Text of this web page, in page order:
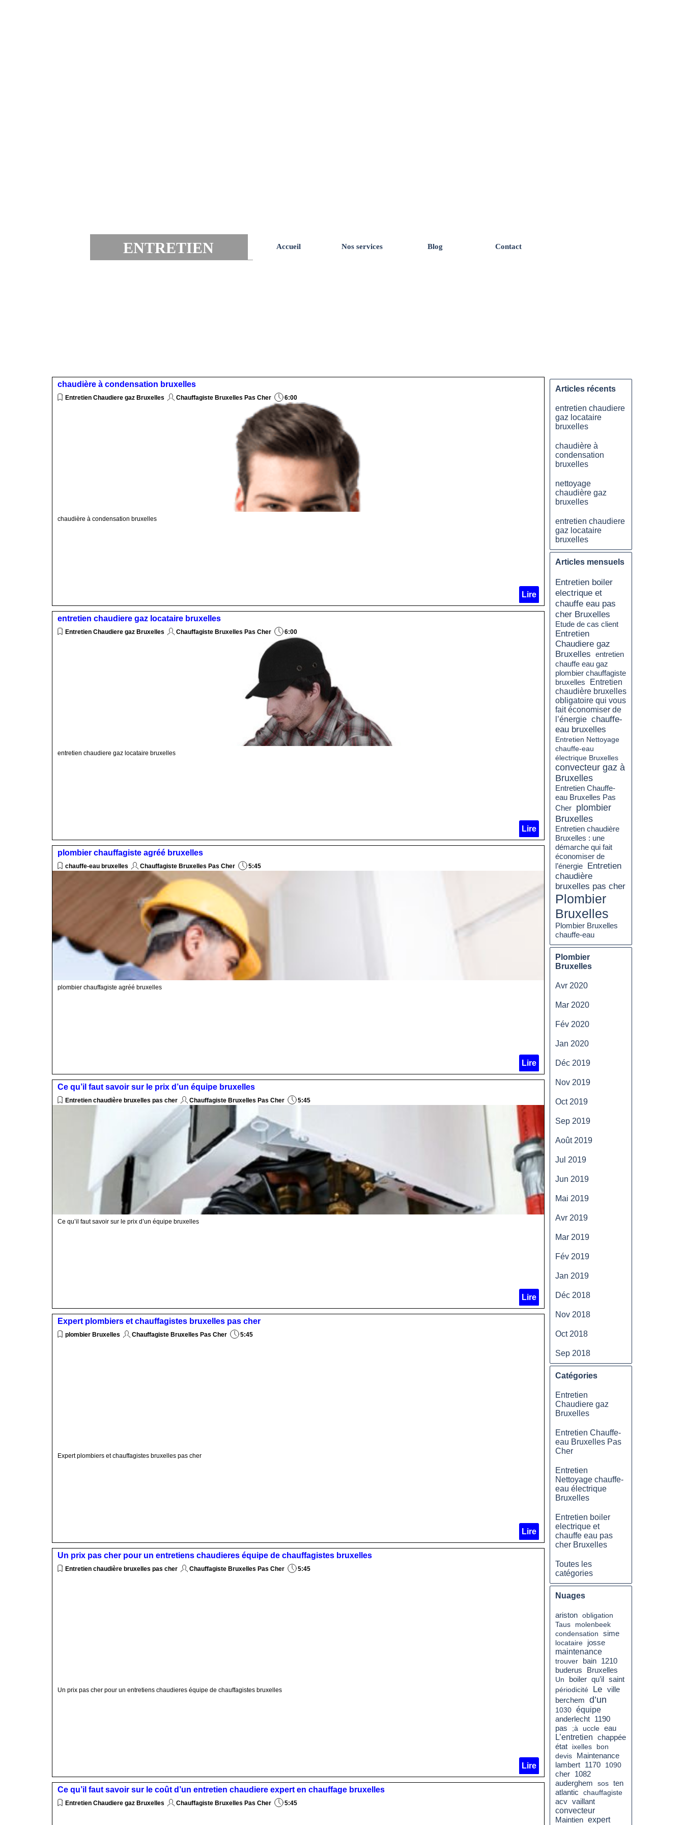
ENTRETIEN
EXPRESS
Accueil Nos services Blog Contact
chaudière à condensation bruxelles
Entretien Chaudiere gaz Bruxelles Chauffagiste Bruxelles Pas Cher 6:00
chaudière à condensation bruxelles
Lire
entretien chaudiere gaz locataire bruxelles
Entretien Chaudiere gaz Bruxelles Chauffagiste Bruxelles Pas Cher 6:00
entretien chaudiere gaz locataire bruxelles
Lire
plombier chauffagiste agréé bruxelles
chauffe-eau bruxelles Chauffagiste Bruxelles Pas Cher 5:45
plombier chauffagiste agréé bruxelles
Lire
Ce qu’il faut savoir sur le prix d’un équipe bruxelles
Entretien chaudière bruxelles pas cher Chauffagiste Bruxelles Pas Cher 5:45
Ce qu’il faut savoir sur le prix d’un équipe bruxelles
Lire
Expert plombiers et chauffagistes bruxelles pas cher
plombier Bruxelles Chauffagiste Bruxelles Pas Cher 5:45
Expert plombiers et chauffagistes bruxelles pas cher
Lire
Un prix pas cher pour un entretiens chaudieres équipe de chauffagistes bruxelles
Entretien chaudière bruxelles pas cher Chauffagiste Bruxelles Pas Cher 5:45
Un prix pas cher pour un entretiens chaudieres équipe de chauffagistes bruxelles
Lire
Ce qu’il faut savoir sur le coût d’un entretien chaudiere expert en chauffage bruxelles
Entretien Chaudiere gaz Bruxelles Chauffagiste Bruxelles Pas Cher 5:45
Articles récents
entretien chaudiere
gaz locataire
bruxelles
chaudière à
condensation
bruxelles
nettoyage
chaudière gaz
bruxelles
entretien chaudiere
gaz locataire
bruxelles
Articles mensuels
Entretien boiler
electrique et
chauffe eau pas
cher Bruxelles
Etude de cas client
Entretien
Chaudiere gaz
Bruxelles entretien
chauffe eau gaz
plombier chauffagiste
bruxelles
Entretien
chaudière bruxelles
obligatoire qui vous
fait économiser de
l’énergie chauffe-
eau bruxelles
Entretien Nettoyage
chauffe-eau
électrique Bruxelles
convecteur gaz à
Bruxelles
Entretien Chauffe-
eau Bruxelles Pas
Cher
plombier
Bruxelles
Entretien chaudière
Bruxelles : une
démarche qui fait
économiser de
l’énergie Entretien
chaudière
bruxelles pas cher
Plombier
Bruxelles
Plombier Bruxelles
chauffe-eau
Plombier
Bruxelles
Avr 2020
Mar 2020
Fév 2020
Jan 2020
Déc 2019
Nov 2019
Oct 2019
Sep 2019
Août 2019
Jul 2019
Jun 2019
Mai 2019
Avr 2019
Mar 2019
Fév 2019
Jan 2019
Déc 2018
Nov 2018
Oct 2018
Sep 2018
Catégories
Entretien
Chaudiere gaz
Bruxelles
Entretien Chauffe-
eau Bruxelles Pas
Cher
Entretien
Nettoyage chauffe-
eau électrique
Bruxelles
Entretien boiler
electrique et
chauffe eau pas
cher Bruxelles
Toutes les
catégories
Nuages
ariston obligation
Taus
molenbeek
condensation
sime
locataire
josse
maintenance
trouver bain
1210
buderus
Bruxelles
Un
boiler qu’il saint
périodicité Le
ville
berchem
d’un
1030 équipe
anderlecht 1190
pas ;à uccle eau
L’entretien
chappée
état ixelles
bon
devis
Maintenance
lambert
1170 1090
cher
1082
auderghem
sos ten
atlantic
chauffagiste
acv vaillant
convecteur
Maintien expert